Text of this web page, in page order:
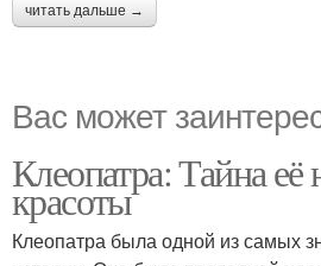
читать дальше →
Вас может
Клеопатра: Тайна её
красоты
Клеопатра была одной из самых